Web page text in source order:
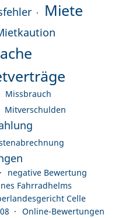
Miete
Missbrauch
Mitverschulden
negative Bewertung
Fahrradhelms
Celle
Online-Bewertungen